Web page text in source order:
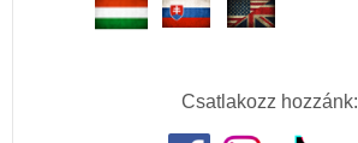
Csatlakozz hozzánk: